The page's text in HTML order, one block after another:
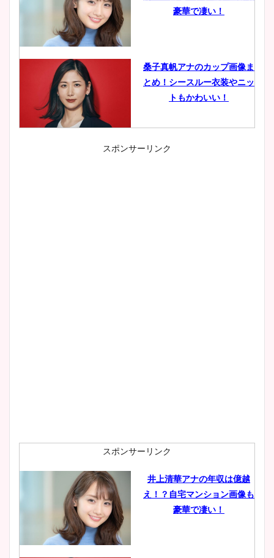
豪華で凄い！
桑子真帆アナのカップ画像ま
とめ！シースルー衣装やニッ
トもかわいい！
小室瑛莉子のカップ画像まと
肉も凄い！
鈴木唯の太ってた時の体重が
ヤバすぎww原因や痩せたダ
スポンサーリンク
スポンサーリンク
井上清華アナの年収は億越
え！？自宅マンション画像も
豪華で凄い！